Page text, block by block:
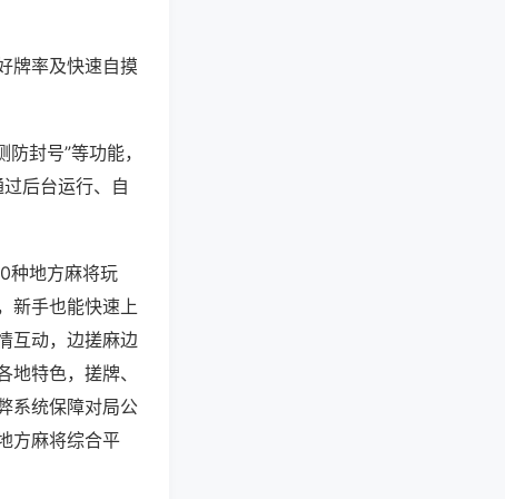
牌率及快速自摸
封号”等功能，
后台运行、自
种地方麻将玩
新手也能快速上
互动，边搓麻边
特色，搓牌、
系统保障对局公
方麻将综合平